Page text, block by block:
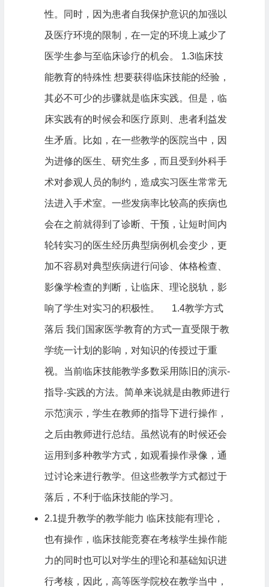
性。同时，因为患者自我保护意识的加强以
及医疗环境的限制，在一定的环境上减少了
医学生参与至临床诊疗的机会。 1.3临床技
能教育的特殊性 想要获得临床技能的经验，
其必不可少的步骤就是临床实践。但是，临
床实践有的时候会和医疗原则、患者利益发
生矛盾。比如，在一些教学的医院当中，因
为进修的医生、研究生多，而且受到外科手
术对参观人员的制约，造成实习医生常常无
法进入手术室。一些发病率比较高的疾病也
会在之前就得到了诊断、干预，让短时间内
轮转实习的医生经历典型病例机会变少，更
加不容易对典型疾病进行问诊、体格检查、
影像学检查的判断，让临床、理论脱轨，影
响了学生对实习的积极性。 1.4教学方式
落后 我们国家医学教育的方式一直受限于教
学统一计划的影响，对知识的传授过于重
视。当前临床技能教学多数采用陈旧的演示-
指导-实践的方法。简单来说就是由教师进行
示范演示，学生在教师的指导下进行操作，
之后由教师进行总结。虽然说有的时候还会
运用到多种教学方式，如观看操作录像，通
过讨论来进行教学。但这些教学方式都过于
落后，不利于临床技能的学习。
2.1提升教学的教学能力 临床技能有理论，
也有操作，临床技能竞赛在考核学生操作能
力的同时也可以对学生的理论和基础知识进
行考核，因此，高等医学院校在教学当中，